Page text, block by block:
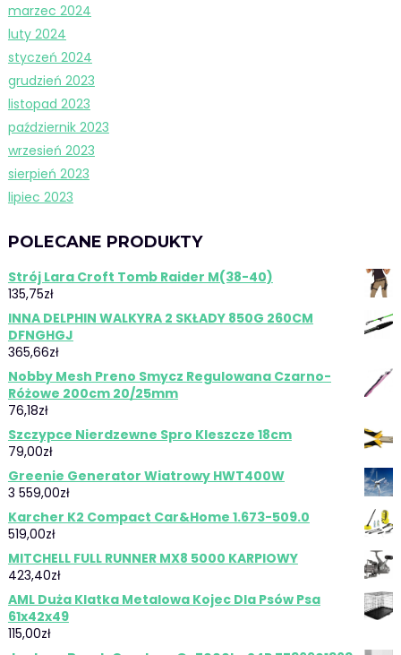
marzec 2024
luty 2024
styczeń 2024
grudzień 2023
listopad 2023
październik 2023
wrzesień 2023
sierpień 2023
lipiec 2023
POLECANE PRODUKTY
Strój Lara Croft Tomb Raider M(38-40)
135,75zł
INNA DELPHIN WALKYRA 2 SKŁADY 850G 260CM
DFNGHGJ
365,66zł
Nobby Mesh Preno Smycz Regulowana Czarno-
Różowe 200cm 20/25mm
76,18zł
Szczypce Nierdzewne Spro Kleszcze 18cm
79,00zł
Greenie Generator Wiatrowy HWT400W
3 559,00zł
Karcher K2 Compact Car&Home 1.673-509.0
519,00zł
MITCHELL FULL RUNNER MX8 5000 KARPIOWY
423,40zł
AML Duża Klatka Metalowa Kojec Dla Psów Psa
61x42x49
115,00zł